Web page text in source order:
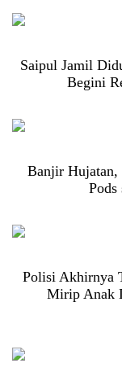
Saipul Jamil
Begini
Banjir
Pods
Polisi Akhirnya
Mirip Anak